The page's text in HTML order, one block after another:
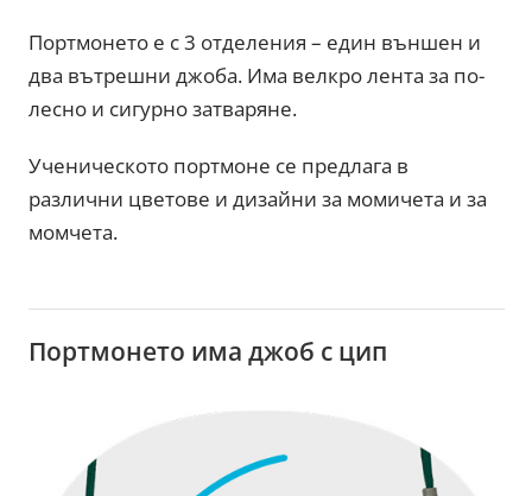
Портмонето е с 3 отделения – един външен и
два вътрешни джоба. Има велкро лента за по-
лесно и сигурно затваряне.
Ученическото портмоне се предлага в
различни цветове и дизайни за момичета и за
момчета.
Портмонето има джоб с цип